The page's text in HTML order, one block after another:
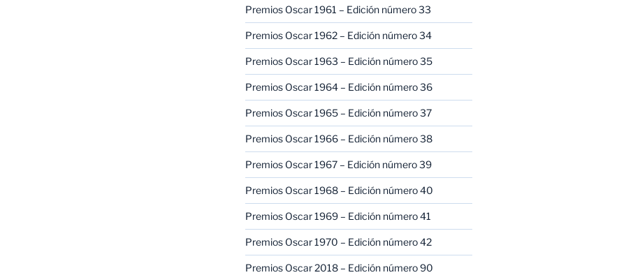
Premios Oscar 1961 – Edición número 33
Premios Oscar 1962 – Edición número 34
Premios Oscar 1963 – Edición número 35
Premios Oscar 1964 – Edición número 36
Premios Oscar 1965 – Edición número 37
Premios Oscar 1966 – Edición número 38
Premios Oscar 1967 – Edición número 39
Premios Oscar 1968 – Edición número 40
Premios Oscar 1969 – Edición número 41
Premios Oscar 1970 – Edición número 42
Premios Oscar 2018 – Edición número 90